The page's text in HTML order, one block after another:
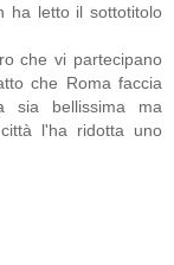
ha letto il sottotitolo
che vi partecipano
che Roma faccia
sia bellissima ma
l'ha ridotta uno